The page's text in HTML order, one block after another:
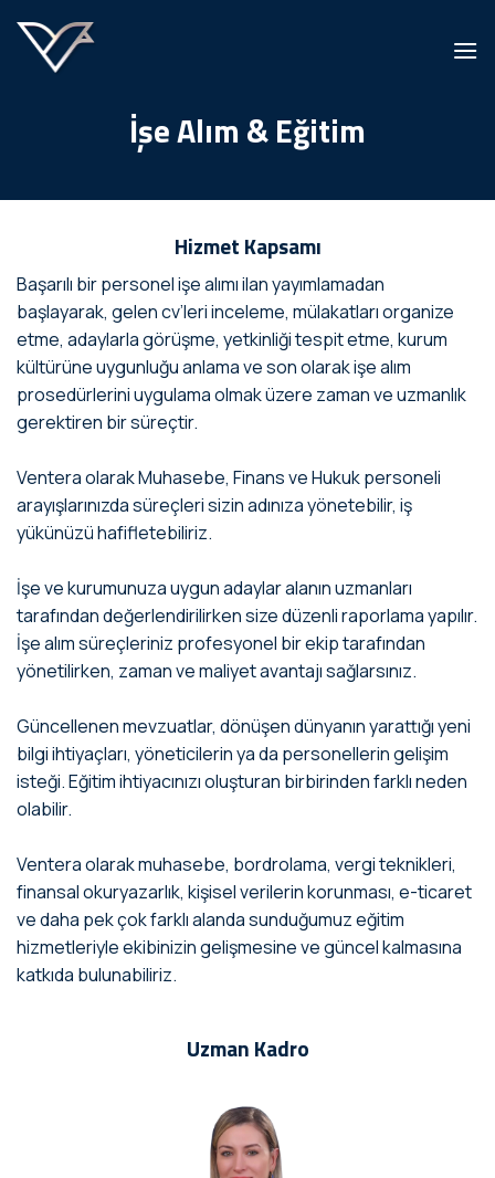
atla
İşe Alım & Eğitim
Hizmet Kapsamı
Başarılı bir personel işe alımı ilan yayımlamadan
başlayarak, gelen cv’leri inceleme, mülakatları organize
etme, adaylarla görüşme, yetkinliği tespit etme, kurum
kültürüne uygunluğu anlama ve son olarak işe alım
prosedürlerini uygulama olmak üzere zaman ve uzmanlık
gerektiren bir süreçtir.
Ventera olarak Muhasebe, Finans ve Hukuk personeli
arayışlarınızda süreçleri sizin adınıza yönetebilir, iş
yükünüzü hafifletebiliriz.
İşe ve kurumunuza uygun adaylar alanın uzmanları
tarafından değerlendirilirken size düzenli raporlama yapılır.
İşe alım süreçleriniz profesyonel bir ekip tarafından
yönetilirken, zaman ve maliyet avantajı sağlarsınız.
Güncellenen mevzuatlar, dönüşen dünyanın yarattığı yeni
bilgi ihtiyaçları, yöneticilerin ya da personellerin gelişim
isteği. Eğitim ihtiyacınızı oluşturan birbirinden farklı neden
olabilir.
Ventera olarak muhasebe, bordrolama, vergi teknikleri,
finansal okuryazarlık, kişisel verilerin korunması, e-ticaret
ve daha pek çok farklı alanda sunduğumuz eğitim
hizmetleriyle ekibinizin gelişmesine ve güncel kalmasına
katkıda bulunabiliriz.
Uzman Kadro